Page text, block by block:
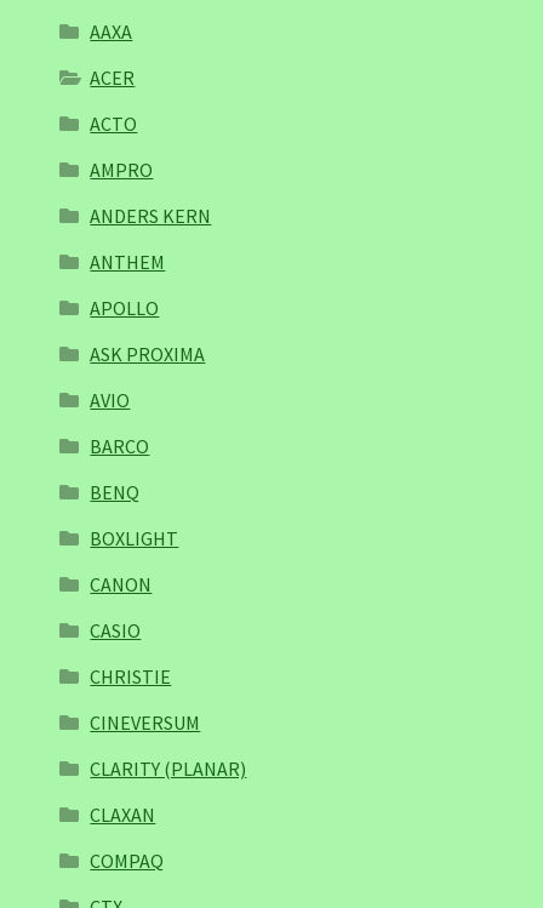
AAXA
ACER
ACTO
AMPRO
ANDERS KERN
ANTHEM
APOLLO
ASK PROXIMA
AVIO
BARCO
BENQ
BOXLIGHT
CANON
CASIO
CHRISTIE
CINEVERSUM
CLARITY (PLANAR)
CLAXAN
COMPAQ